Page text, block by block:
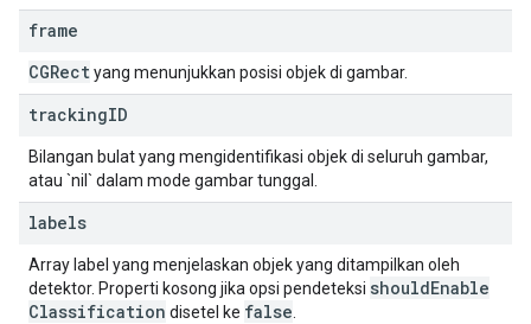
frame
CGRectyang menunjukkan posisi objek di gambar.
trackingID
Bilangan bulat yang mengidentifikasi objek di seluruh gambar,
atau `nil` dalam mode gambar tunggal.
labels
Array label yang menjelaskan objek yang ditampilkan oleh
detektor. Properti kosong jika opsi pendeteksi shouldEnable
Classification disetel ke false